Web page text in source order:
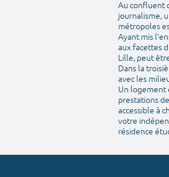
Au confluent
journalisme,
métropoles
Ayant mis
aux facettes
Lille, peut
Dans la
avec les
Un logement
prestations
accessible à
votre
résidence